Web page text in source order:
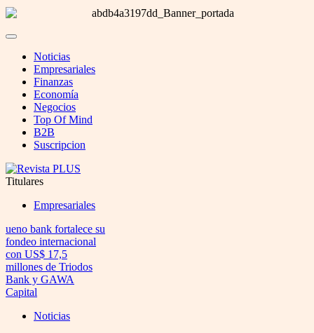
Noticias
Empresariales
Finanzas
Economía
Negocios
Top Of Mind
B2B
Suscripcion
Titulares
Empresariales
ueno bank fortalece su
fondeo internacional
con US$ 17,5
millones de Triodos
Bank y GAWA
Capital
Noticias